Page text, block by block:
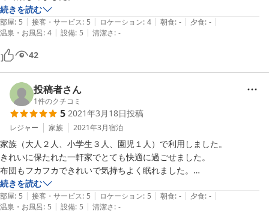
ました
電子レンジの調子が悪く、オーナー様に言ったらすぐ別のレンジに対応
してくださったり、とても感じの良い方々でした
とにかく清潔で良心的な場所、繁忙期にこんなにお安く提供していただ
き申し訳ないです
子供も、また来たい！と言っていて、アドベンチャーワールドを目的に
宿泊したのですが、帰ってきてからは三段屋さんの思い出ばかり話して
います笑
本当に素敵な空間をありがとうございました
また絶対利用させてください
また次回も利用する時があれば再訪したいと思います。
裏手の三段壁へは徒歩数分で散歩を兼ねて観光に行けたのは立地的に良
しです。
続きを読む
部屋: 5 | 接客・サービス: 5 | ロケーション: 4 | 朝食: - | 夕食: - |
温泉・お風呂: 4 | 設備: 5 | 清潔さ: -
42
投稿者さん
1件のクチコミ
5 2021年3月18日投稿
レジャー 家族 2021年3月宿泊
家族（大人２人、小学生３人、園児１人）で利用しました。
きれいに保たれた一軒家でとても快適に過ごせました。
布団もフカフカできれいで気持ちよく眠れました。
子供たちも大満足。
白良浜近くのスーパーで好きな食材、総菜を購入し自宅で食べるように
食事できました。
続きを読む
部屋: 5 | 接客・サービス: 5 | ロケーション: 5 | 朝食: - | 夕食: - |
温泉・お風呂: 5 | 設備: 5 | 清潔さ: -